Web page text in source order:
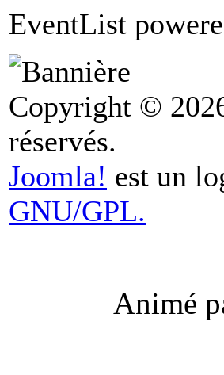
EventList
Copyright ©
réservés.
Joomla! est un
GNU/GPL.
Animé